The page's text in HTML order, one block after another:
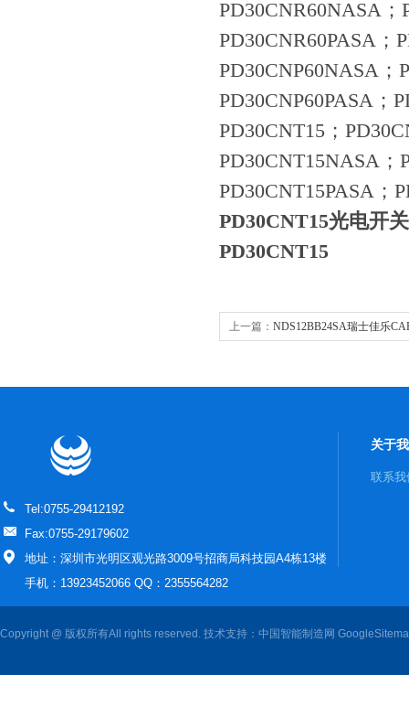
PD30CNR60NASA
PD30CNR60PASA；
PD30CNP60NASA
PD30CNP60PASA；
PD30CNT15；
PD30CNT15NASA
PD30CNT15PASA；
PD30CNT15光电开
PD30CNT15
上一篇： NDS12BB24SA瑞士佳乐
Tel:0755-29412192
Fax:0755-29179602
地址：深圳市光明区观光路3009号招商局科技园A4栋13楼
手机：13923452066 QQ：2355564282
关于
联系我
Copyright @ 版权所有All rights reserved. 技术支持： 中国智能制造网